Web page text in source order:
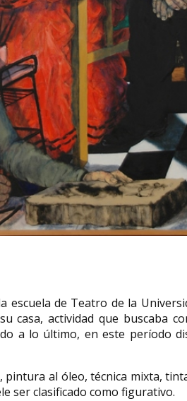
escuela de Teatro de la
casa, actividad que buscaba
a lo último, en este período
pintura al óleo, técnica mixta,
ser clasificado como figurativo.